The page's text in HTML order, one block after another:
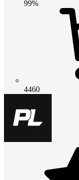
99%
4460